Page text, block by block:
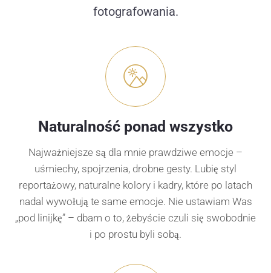
fotografowania.
Naturalność ponad wszystko
Najważniejsze są dla mnie prawdziwe emocje –
uśmiechy, spojrzenia, drobne gesty. Lubię styl
reportażowy, naturalne kolory i kadry, które po latach
nadal wywołują te same emocje. Nie ustawiam Was
„pod linijkę” – dbam o to, żebyście czuli się swobodnie
i po prostu byli sobą.